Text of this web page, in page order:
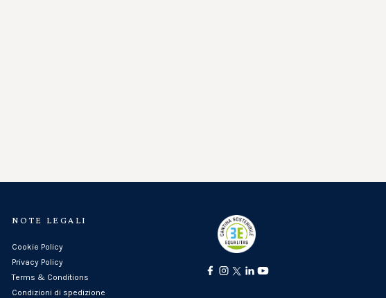
NOTE LEGALI
Cookie Policy
Privacy Policy
Terms & Conditions
Condizioni di spedizione